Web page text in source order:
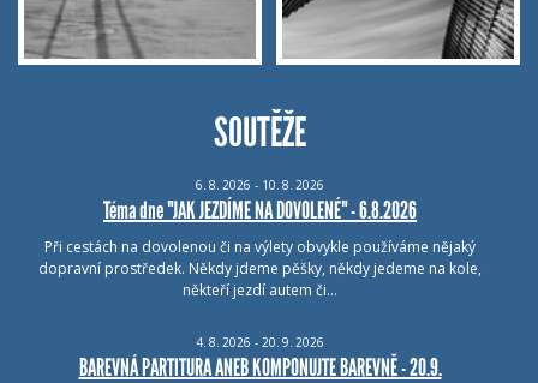
SOUTĚŽE
6. 8. 2026 - 10. 8. 2026
Téma dne "JAK JEZDÍME NA DOVOLENÉ" - 6.8.2026
Při cestách na dovolenou či na výlety obvykle používáme nějaký
dopravní prostředek. Někdy jdeme pěšky, někdy jedeme na kole,
někteří jezdí autem či…
4. 8. 2026 - 20. 9. 2026
BAREVNÁ PARTITURA ANEB KOMPONUJTE BAREVNĚ - 20.9.